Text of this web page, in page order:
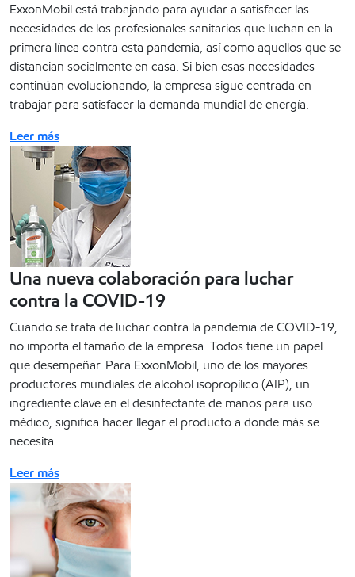
ExxonMobil está trabajando para ayudar a satisfacer las
necesidades de los profesionales sanitarios que luchan en la
primera línea contra esta pandemia, así como aquellos que se
distancian socialmente en casa. Si bien esas necesidades
continúan evolucionando, la empresa sigue centrada en
trabajar para satisfacer la demanda mundial de energía.
Leer más
Una nueva colaboración para luchar
contra la COVID-19
Cuando se trata de luchar contra la pandemia de COVID-19,
no importa el tamaño de la empresa. Todos tiene un papel
que desempeñar. Para ExxonMobil, uno de los mayores
productores mundiales de alcohol isopropílico (AIP), un
ingrediente clave en el desinfectante de manos para uso
médico, significa hacer llegar el producto a donde más se
necesita.
Leer más